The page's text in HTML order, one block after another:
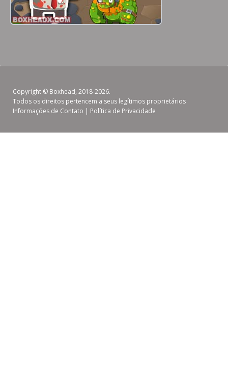
Copyright © Boxhead, 2018-2026.
Todos os direitos pertencem a seus legítimos proprietários
Informações de Contato | Política de Privacidade